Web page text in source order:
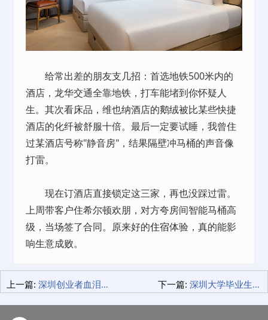
给常出差的朋友支几招：首选地铁500米内的
酒店，龙华交通全靠地铁，打车能堵到你怀疑人
生。其次看床品，维也纳酒店的鹅绒被比某些快捷
酒店的化纤被舒服十倍。最后一定要试睡，我曾住
过某酒店号称"静音房"，结果隔壁冲马桶的声音像
打雷。
现在订酒店直接锁定这三家，再也没踩过雷。
上周带客户住希尔顿欢朋，对方夸房间智能马桶高
级，当场签了合同。原来好的住宿体验，真的能影
响生意成败。
上一篇: 深圳创业者血泪史：如何用最小成本租到最省心的办公室？ 下一篇: 深圳大学毕业生公寓租赁避坑指南：龙华青年公寓让我少花2万块的血泪经验